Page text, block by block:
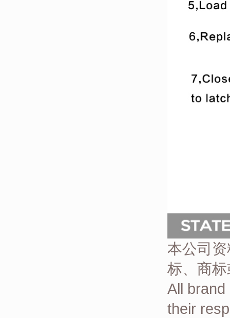
本公司
标、商
All
their